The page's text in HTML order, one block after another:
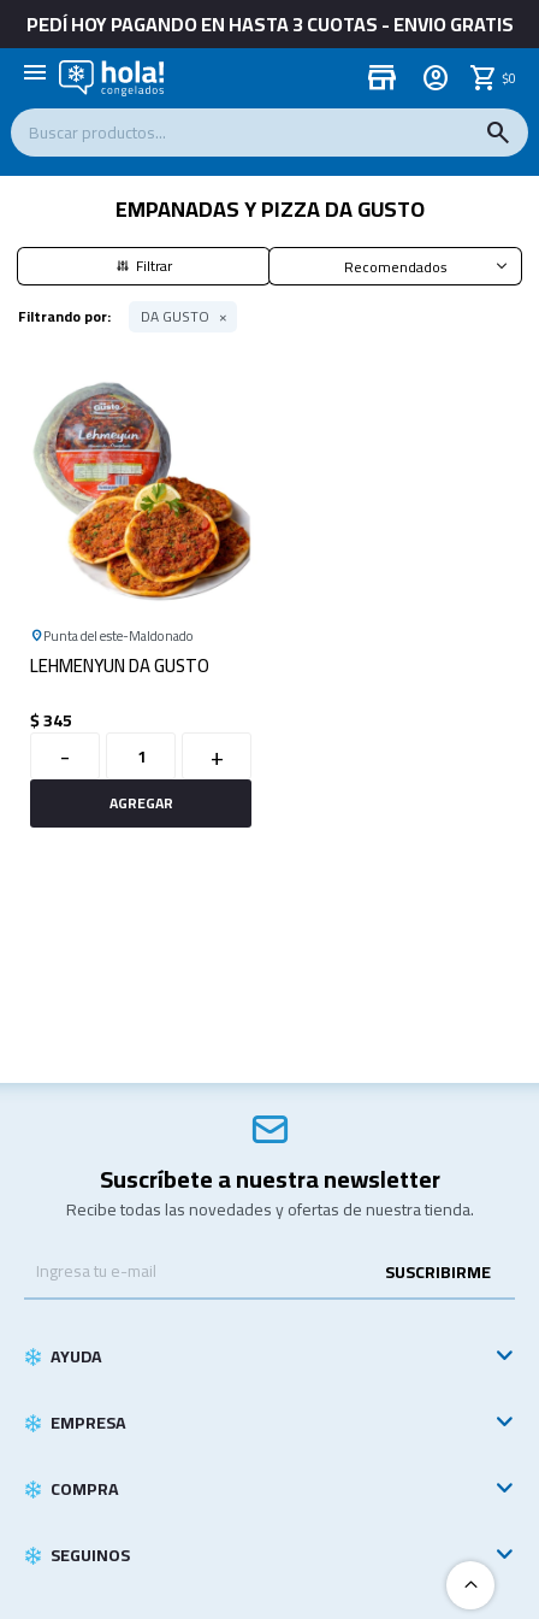
PEDÍ HOY PAGANDO EN HASTA 3 CUOTAS - ENVIO GRATIS
menu store $0
EMPANADAS Y PIZZA DA GUSTO
Recomendados
Filtrando por:
DA GUSTO
Punta del este Maldonado
LEHMENYUN DA GUSTO
$345
- +
Suscríbete a nuestra newsletter
Recibe todas las novedades y ofertas de nuestra tienda.
SUSCRIBIRME
AYUDA
EMPRESA
COMPRA
SEGUINOS